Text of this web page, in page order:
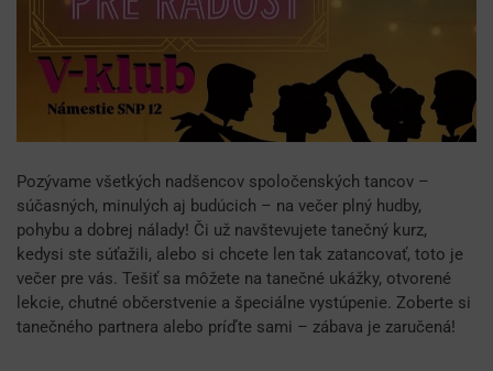
Pozývame všetkých nadšencov spoločenských tancov –
súčasných, minulých aj budúcich – na večer plný hudby,
pohybu a dobrej nálady! Či už navštevujete tanečný kurz,
kedysi ste súťažili, alebo si chcete len tak zatancovať, toto je
večer pre vás. Tešiť sa môžete na tanečné ukážky, otvorené
lekcie, chutné občerstvenie a špeciálne vystúpenie. Zoberte si
tanečného partnera alebo príďte sami – zábava je zaručená!